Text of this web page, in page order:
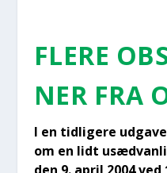
FLE­RE
NER FRA
I en tid­li­ge­re
om en lidt